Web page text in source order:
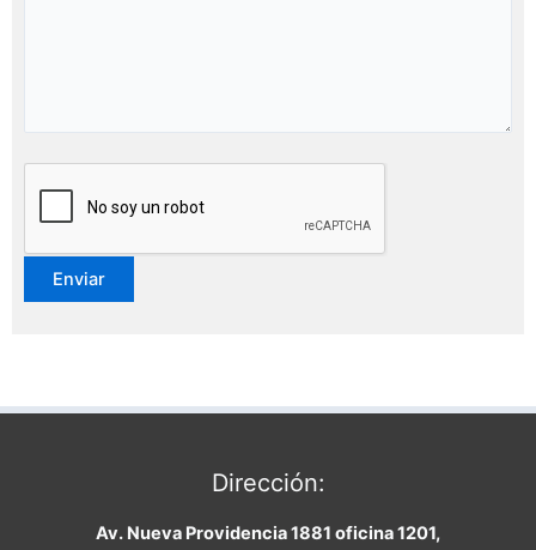
Dirección:
Av. Nueva Providencia 1881 oficina 1201,